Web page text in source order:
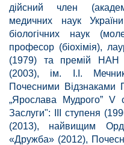
дійсний член
медичних наук
біологічних наук
професор (біохімія),
(1979) та премій НАН
(2003), ім. І.І.
Почесними Відзнаками
„Ярослава Мудрого” V
Заслуги": III ступеня
(2013), найвищим
«Дружба» (2012),